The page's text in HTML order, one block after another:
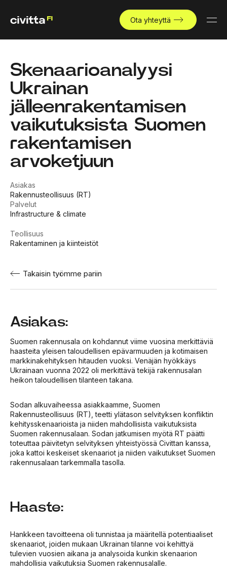
Ota yhteyttä
Skenaarioanalyysi
Ukrainan
jälleenrakentamisen
vaikutuksista Suomen
rakentamisen
arvoketjuun
Asiakas
Rakennusteollisuus (RT)
Palvelut
Infrastructure & climate
Teollisuus
Rakentaminen ja kiinteistöt
Takaisin työmme pariin
Asiakas:
Suomen rakennusala on kohdannut viime vuosina merkittäviä
haasteita yleisen taloudellisen epävarmuuden ja kotimaisen
markkinakehityksen hitauden vuoksi. Venäjän hyökkäys
Ukrainaan vuonna 2022 oli merkittävä tekijä rakennusalan
heikon taloudellisen tilanteen takana.
Sodan alkuvaiheessa asiakkaamme, Suomen
Rakennusteollisuus (RT), teetti ylätason selvityksen konfliktin
kehitysskenaarioista ja niiden mahdollisista vaikutuksista
Suomen rakennusalaan. Sodan jatkumisen myötä RT päätti
toteuttaa päivitetyn selvityksen yhteistyössä Civittan kanssa,
joka kattoi keskeiset skenaariot ja niiden vaikutukset Suomen
rakennusalaan tarkemmalla tasolla.
Haaste:
Hankkeen tavoitteena oli tunnistaa ja määritellä potentiaaliset
skenaariot, joiden mukaan Ukrainan tilanne voi kehittyä
tulevien vuosien aikana ja analysoida kunkin skenaarion
mahdollisia vaikutuksia Suomen rakennusalalle.